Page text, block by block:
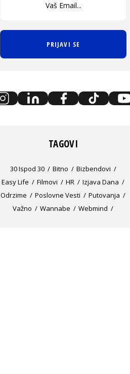
PRIJAVI SE
TAGOVI
30 Ispod 30 Bitno
Bizbendovi
Easy Life
Filmovi HR
Izjava Dana
Odrzime
Poslovne Vesti
Putovanja
Važno
Wannabe Webmind